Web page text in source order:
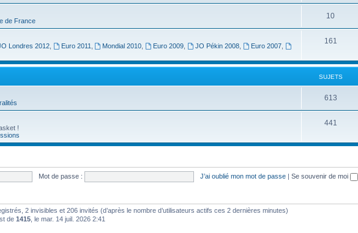
de France
10
Londres 2012, Euro 2011 Mondial 2010 Euro 2009 JO Pékin 2008 Euro 2007,
161
SUJETS
613
!
441
Mot de passe : J’ai oublié mon mot de passe | Se souvenir de moi
2 invisibles et 206 invités (d’après le nombre d’utilisateurs actifs ces 2 dernières minutes)
de 1415 , le mar. 14 juil. 2026 2:41